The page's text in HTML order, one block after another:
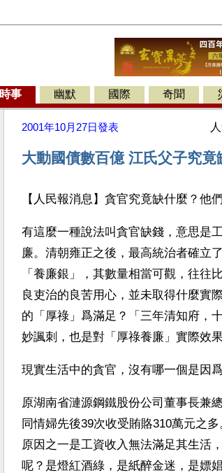
時事 幽默 國際 奇聞
2001年10月27日發表
大動國債數百億 江氏父子究竟
【人民報消息】貪官究竟缺什麼？他
有這麼一種說法叫貪官缺錢，意思是
廉。清朝雍正之後，最高統治者確立
「養廉銀」，其數量相當可觀，往往
良吏治的良苦用心，並未取得什麼實
的「厚祿」爲滿足？「三年清知府，
妙諷刺，也是對「厚祿養廉」實際效
現實生活中的貪官，沒有哪一個是因
原湖南省漣源鋼鐵股份公司董事長兼
同情婦先後39次收受賄賂310萬元之
原因之一是工資收入無法滿足其生活
呢？是燈紅酒綠，是紙醉金迷，是嫖